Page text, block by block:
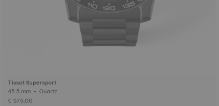
Tissot Supersport
45.5 mm • Quartz
€ 575,00